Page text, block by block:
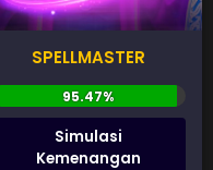
SPELLMASTER
Simulasi
Kemenangan